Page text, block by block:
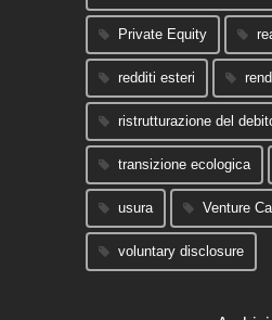
Private Equity
redditi esteri
ristrutturazione del
transizione ecologica
usura Venture
voluntary disclosure